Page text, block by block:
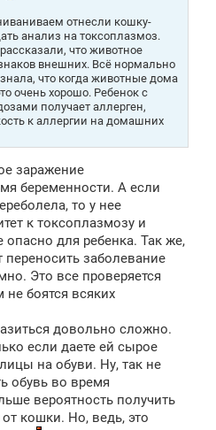
отнесли кошку-
анализ на токсоплазмоз.
что животное
внешних. Всё нормально
что когда животные дома
очень хорошо. Ребенок с
получает аллерген,
к аллергии на домашних
заражение
беременности. А если
то у нее
к токсоплазмозу и
опасно для ребенка. Так же,
заболевание
Это все проверяется
боятся всяких
довольно сложно.
если даете ей сырое
на обуви. Ну, так не
обувь во время
вероятность получить
кошки. Но, ведь, это